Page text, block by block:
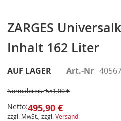
ZARGES
Inhalt 162 Liter
AUF LAGER Art.-Nr
Normalpreis: 551,00 €
Netto:495,90 €
zzgl. MwSt., zzgl.Versand
Anfang
der
Bildergalerie